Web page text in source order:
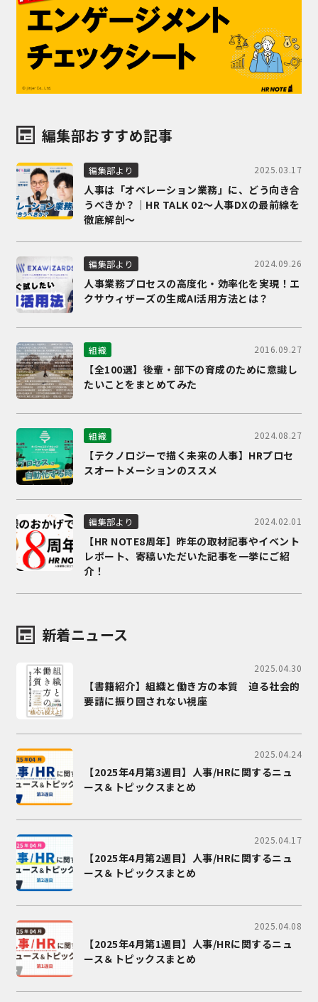
編集部おすすめ記事
編集部より 2025.03.17
人事は「オペレーション業務」に、どう向き合
うべきか？｜HR TALK 02～人事DXの最前線を
徹底解剖～
編集部より 2024.09.26
人事業務プロセスの高度化・効率化を実現！エ
クサウィザーズの生成AI活用方法とは？
組織 2016.09.27
【全100選】後輩・部下の育成のために意識し
たいことをまとめてみた
組織 2024.08.27
【テクノロジーで描く未来の人事】HRプロセ
スオートメーションのススメ
編集部より 2024.02.01
【HR NOTE8周年】昨年の取材記事やイベント
レポート、寄稿いただいた記事を一挙にご紹
介！
新着ニュース
2025.04.30
【書籍紹介】組織と働き方の本質 迫る社会的
要請に振り回されない視座
2025.04.24
【2025年4月第3週目】人事/HRに関するニュ
ース＆トピックスまとめ
2025.04.17
【2025年4月第2週目】人事/HRに関するニュ
ース＆トピックスまとめ
2025.04.08
【2025年4月第1週目】人事/HRに関するニュ
ース＆トピックスまとめ